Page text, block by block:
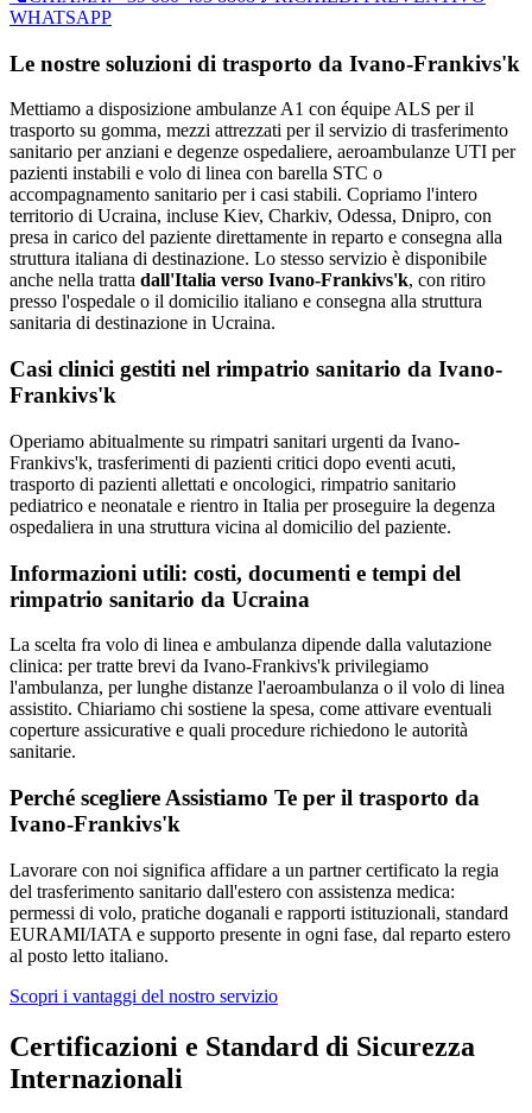
WHATSAPP
Le nostre soluzioni di trasporto da Ivano-Frankivs'k
Mettiamo a disposizione ambulanze A1 con équipe ALS per il
trasporto su gomma, mezzi attrezzati per il servizio di trasferimento
sanitario per anziani e degenze ospedaliere, aeroambulanze UTI per
pazienti instabili e volo di linea con barella STC o
accompagnamento sanitario per i casi stabili. Copriamo l'intero
territorio di Ucraina, incluse Kiev, Charkiv, Odessa, Dnipro, con
presa in carico del paziente direttamente in reparto e consegna alla
struttura italiana di destinazione. Lo stesso servizio è disponibile
anche nella tratta dall'Italia verso Ivano-Frankivs'k, con ritiro
presso l'ospedale o il domicilio italiano e consegna alla struttura
sanitaria di destinazione in Ucraina.
Casi clinici gestiti nel rimpatrio sanitario da Ivano-
Frankivs'k
Operiamo abitualmente su rimpatri sanitari urgenti da Ivano-
Frankivs'k, trasferimenti di pazienti critici dopo eventi acuti,
trasporto di pazienti allettati e oncologici, rimpatrio sanitario
pediatrico e neonatale e rientro in Italia per proseguire la degenza
ospedaliera in una struttura vicina al domicilio del paziente.
Informazioni utili: costi, documenti e tempi del
rimpatrio sanitario da Ucraina
La scelta fra volo di linea e ambulanza dipende dalla valutazione
clinica: per tratte brevi da Ivano-Frankivs'k privilegiamo
l'ambulanza, per lunghe distanze l'aeroambulanza o il volo di linea
assistito. Chiariamo chi sostiene la spesa, come attivare eventuali
coperture assicurative e quali procedure richiedono le autorità
sanitarie.
Perché scegliere Assistiamo Te per il trasporto da
Ivano-Frankivs'k
Lavorare con noi significa affidare a un partner certificato la regia
del trasferimento sanitario dall'estero con assistenza medica:
permessi di volo, pratiche doganali e rapporti istituzionali, standard
EURAMI/IATA e supporto presente in ogni fase, dal reparto estero
al posto letto italiano.
Scopri i vantaggi del nostro servizio
Certificazioni e Standard di Sicurezza
Internazionali